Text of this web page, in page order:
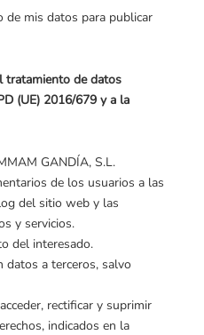
mis datos para publicar
tratamiento de datos
(UE) 2016/679 y a la
GANDÍA, S.L.
de los usuarios a las
del sitio web y las
y servicios.
del interesado.
datos a terceros, salvo
rectificar y suprimir
indicados en la